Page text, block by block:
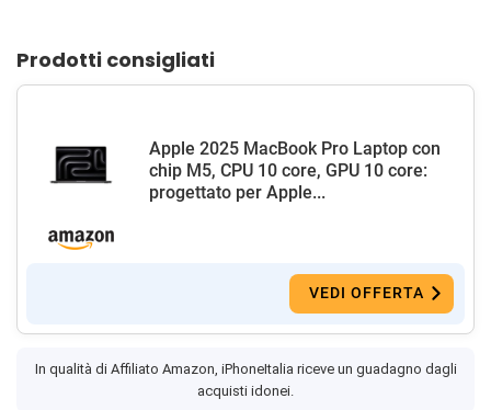
Prodotti consigliati
Apple 2025 MacBook Pro Laptop con
chip M5, CPU 10 core, GPU 10 core:
progettato per Apple...
VEDI OFFERTA
In qualità di Affiliato Amazon, iPhoneItalia riceve un guadagno dagli
acquisti idonei.